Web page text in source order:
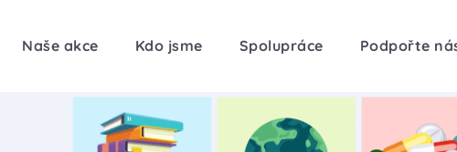
Naše akce Kdo jsme Spolupráce Podpořte